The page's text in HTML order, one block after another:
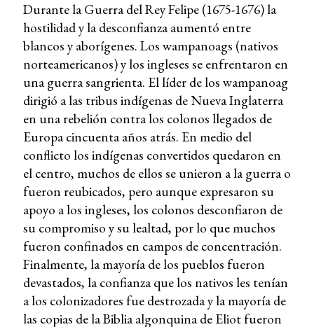
Durante la Guerra del Rey Felipe (1675-1676) la
hostilidad y la desconfianza aumentó entre
blancos y aborígenes. Los wampanoags (nativos
norteamericanos) y los ingleses se enfrentaron en
una guerra sangrienta. El líder de los wampanoag
dirigió a las tribus indígenas de Nueva Inglaterra
en una rebelión contra los colonos llegados de
Europa cincuenta años atrás. En medio del
conflicto los indígenas convertidos quedaron en
el centro, muchos de ellos se unieron a la guerra o
fueron reubicados, pero aunque expresaron su
apoyo a los ingleses, los colonos desconfiaron de
su compromiso y su lealtad, por lo que muchos
fueron confinados en campos de concentración.
Finalmente, la mayoría de los pueblos fueron
devastados, la confianza que los nativos les tenían
a los colonizadores fue destrozada y la mayoría de
las copias de la Biblia algonquina de Eliot fueron